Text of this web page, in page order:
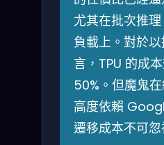
尤其在批次推
負載上。對於
言，TPU 的成
50%。但魔鬼
高度依賴
遷移成本不可忽